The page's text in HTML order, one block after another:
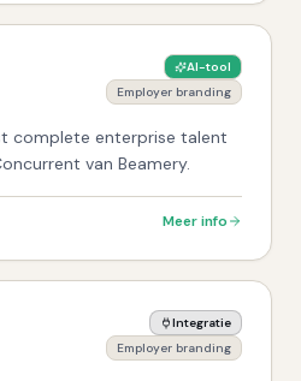
AI-tool
Employer branding
complete enterprise talent
van Beamery.
Meer info
Integratie
Employer branding